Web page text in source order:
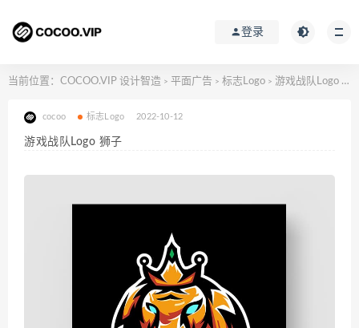
登录
当前位置： COCOO.VIP 设计智造 > 平面广告 > 标志Logo > 游戏战队Logo 狮子
cocoo 标志Logo 2022-10-12
游戏战队Logo 狮子